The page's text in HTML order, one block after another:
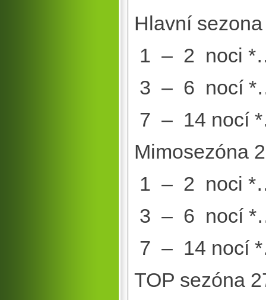
Hlavní
1 – 2 noci
3 – 6 nocí
7 – 14 nocí
Mimosezóna
1 – 2 noci
3 – 6 nocí
7 – 14 nocí
TOP sezóna